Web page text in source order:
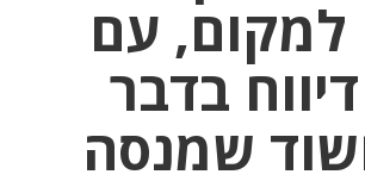
למקום, עם
בדבר
שמנסה